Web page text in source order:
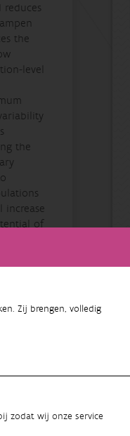
Zij brengen, volledig
zodat wij onze service
the
level
the
increase
of